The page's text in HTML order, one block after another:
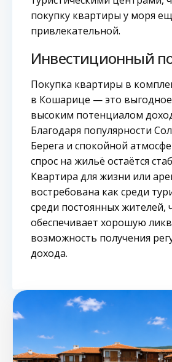
покупку квартиры у моря
привлекательной.
Инвестиционный
Покупка квартиры в
в Кошарице — это
высоким потенциалом
Благодаря популярности
Берега и спокойной
спрос на жильё остаётся
Квартира для жизни или
востребована как среди
среди постоянных жителей,
обеспечивает хорошую
возможность получения
дохода.